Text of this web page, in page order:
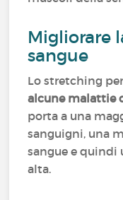
Migliorare
sangue
Lo stretching
alcune malattie
porta a una
sanguigni, una
sangue e quindi
alta.